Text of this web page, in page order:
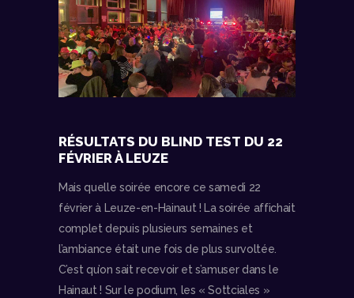
RÉSULTATS DU BLIND TEST DU 22
FÉVRIER À LEUZE
Mais quelle soirée encore ce samedi 22
février à Leuze-en-Hainaut ! La soirée affichait
complet depuis plusieurs semaines et
l’ambiance était une fois de plus survoltée.
C’est qu’on sait recevoir et s’amuser dans le
Hainaut ! Sur le podium, les « Sottciales »